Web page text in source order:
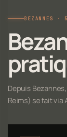
BEZANNES ·
Depuis
Reims) se fait via